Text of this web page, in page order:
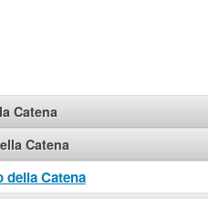
Catena
Catena
della Catena